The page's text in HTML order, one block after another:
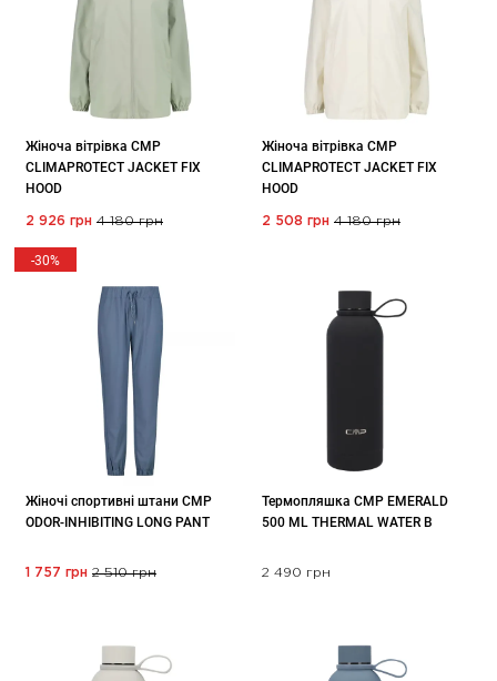
Жіноча вітрівка CMP
CLIMAPROTECT JACKET FIX
HOOD
2 926 грн 4 180 грн
Жіноча вітрівка CMP
CLIMAPROTECT JACKET FIX
HOOD
2 508 грн 4 180 грн
-30%
Жіночі спортивні штани CMP
ODOR-INHIBITING LONG PANT
1 757 грн 2 510 грн
Термопляшка CMP EMERALD
500 ML THERMAL WATER B
2 490 грн